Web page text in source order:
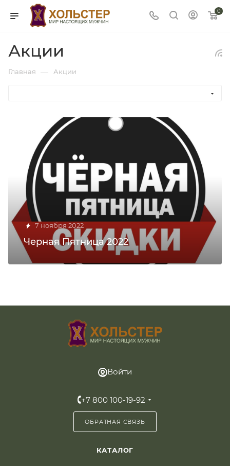
0
Акции
Главная — Акции
7 ноября 2022
Черная Пятница 2022
Войти
+7 800 100-19-92
ОБРАТНАЯ СВЯЗЬ
КАТАЛОГ